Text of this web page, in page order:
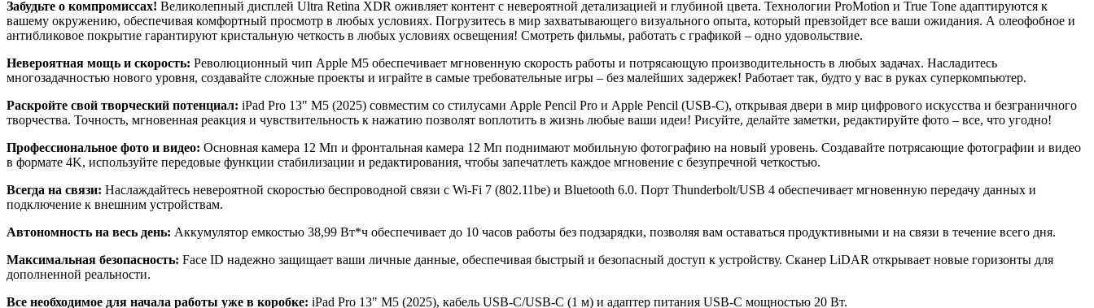
Забудьте о компромиссах! Великолепный дисплей Ultra Retina XDR оживляет контент с невероятной детализацией и глубиной цвета. Технологии ProMotion и True Tone адаптируются к
вашему окружению, обеспечивая комфортный просмотр в любых условиях. Погрузитесь в мир захватывающего визуального опыта, который превзойдет все ваши ожидания. А олеофобное и
антибликовое покрытие гарантируют кристальную четкость в любых условиях освещения! Смотреть фильмы, работать с графикой – одно удовольствие.
Невероятная мощь и скорость: Революционный чип Apple M5 обеспечивает мгновенную скорость работы и потрясающую производительность в любых задачах. Насладитесь
многозадачностью нового уровня, создавайте сложные проекты и играйте в самые требовательные игры – без малейших задержек! Работает так, будто у вас в руках суперкомпьютер.
Раскройте свой творческий потенциал: iPad Pro 13" M5 (2025) совместим со стилусами Apple Pencil Pro и Apple Pencil (USB-C), открывая двери в мир цифрового искусства и безграничного
творчества. Точность, мгновенная реакция и чувствительность к нажатию позволят воплотить в жизнь любые ваши идеи! Рисуйте, делайте заметки, редактируйте фото – все, что угодно!
Профессиональное фото и видео: Основная камера 12 Мп и фронтальная камера 12 Мп поднимают мобильную фотографию на новый уровень. Создавайте потрясающие фотографии и видео
в формате 4K, используйте передовые функции стабилизации и редактирования, чтобы запечатлеть каждое мгновение с безупречной четкостью.
Всегда на связи: Наслаждайтесь невероятной скоростью беспроводной связи с Wi-Fi 7 (802.11be) и Bluetooth 6.0. Порт Thunderbolt/USB 4 обеспечивает мгновенную передачу данных и
подключение к внешним устройствам.
Автономность на весь день: Аккумулятор емкостью 38,99 Вт*ч обеспечивает до 10 часов работы без подзарядки, позволяя вам оставаться продуктивными и на связи в течение всего дня.
Максимальная безопасность: Face ID надежно защищает ваши личные данные, обеспечивая быстрый и безопасный доступ к устройству. Сканер LiDAR открывает новые горизонты для
дополненной реальности.
Все необходимое для начала работы уже в коробке: iPad Pro 13" M5 (2025), кабель USB-C/USB-C (1 м) и адаптер питания USB-C мощностью 20 Вт.